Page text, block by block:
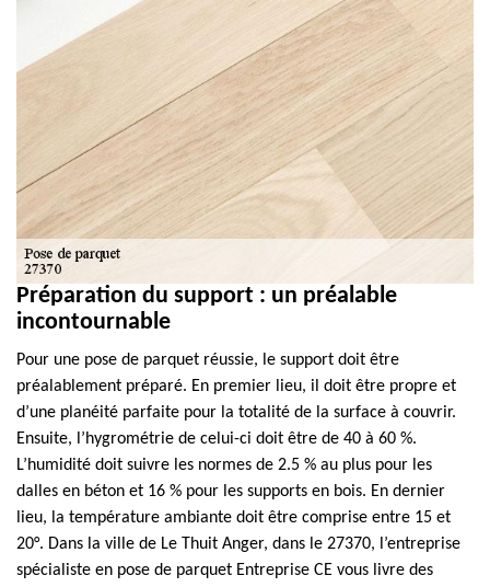
Préparation du support : un préalable
incontournable
Pour une pose de parquet réussie, le support doit être
préalablement préparé. En premier lieu, il doit être propre et
d’une planéité parfaite pour la totalité de la surface à couvrir.
Ensuite, l’hygrométrie de celui-ci doit être de 40 à 60 %.
L’humidité doit suivre les normes de 2.5 % au plus pour les
dalles en béton et 16 % pour les supports en bois. En dernier
lieu, la température ambiante doit être comprise entre 15 et
20°. Dans la ville de Le Thuit Anger, dans le 27370, l’entreprise
spécialiste en pose de parquet Entreprise CE vous livre des